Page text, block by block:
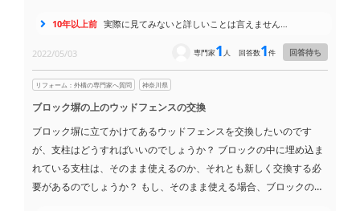
か、あるいは全部交換した方がいいのか、正直よくわかりません。
実際に見てみないと詳しいことはわからないと思いますが、今の状
ら嬉しいです。
10年以上前 実際に見てみないと詳しいことは言えません…
2022/05/03 回答待ち
回答数1件
専門家1 人
リフォーム：外構の専門家へ質問 神奈川県
ブロック塀の上のウッドフェンスの交換
ブロック塀に立てかけてあるウッドフェンスを交換したいのです
が、支柱はどうすればいいのでしょうか？ ブロックの中に埋め込ま
れている支柱は、そのまま使えるのか、それとも新しく交換する必
要があるのでしょうか？ もし、そのまま使える場合、ブロックの中